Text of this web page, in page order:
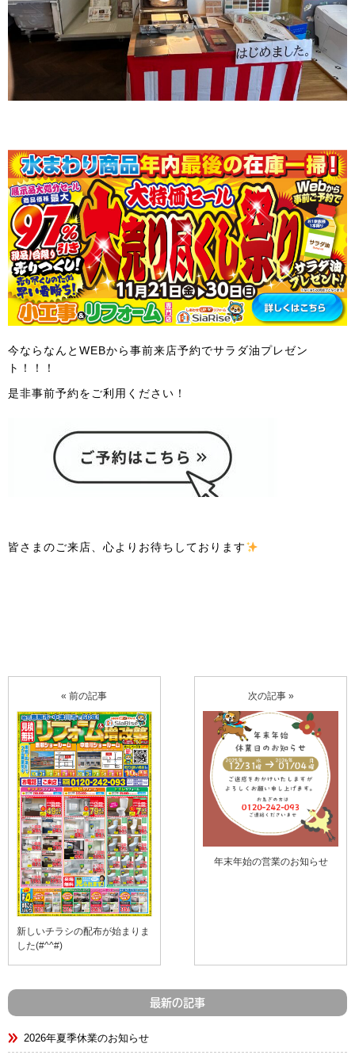
今ならなんとWEBから事前来店予約でサラダ油プレゼン
ト！！！
是非事前予約をご利用ください！
皆さまのご来店、心よりお待ちしております
« 前の記事
新しいチラシの配布が始まりま
した(#^^#)
次の記事 »
年末年始の営業のお知らせ
最新の記事
2026年夏季休業のお知らせ